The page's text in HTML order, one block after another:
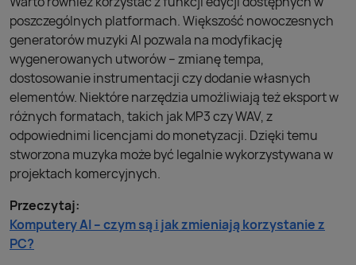
poszczególnych platformach. Większość nowoczesnych
generatorów muzyki AI pozwala na modyfikację
wygenerowanych utworów – zmianę tempa,
dostosowanie instrumentacji czy dodanie własnych
elementów. Niektóre narzędzia umożliwiają też eksport w
różnych formatach, takich jak MP3 czy WAV, z
odpowiednimi licencjami do monetyzacji. Dzięki temu
stworzona muzyka może być legalnie wykorzystywana w
projektach komercyjnych.
Przeczytaj:
Komputery AI – czym są i jak zmieniają korzystanie z
PC?